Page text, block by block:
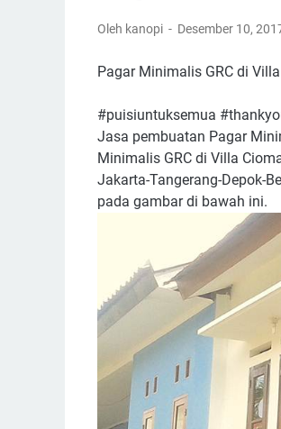
Oleh kanopi Desember 10,
Pagar Minimalis GRC di
#puisiuntuksemua
Jasa pembuatan Pagar
Minimalis GRC di Villa
Jakarta-Tangerang-Depok-
pada gambar di bawah ini.